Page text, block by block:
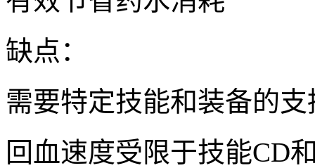
缺点：
需要特定技能和装备的支
回血速度受限于技能CD